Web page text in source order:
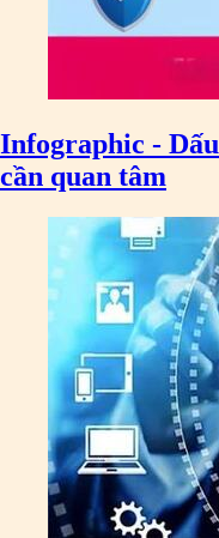
Infographic -
cần quan tâm